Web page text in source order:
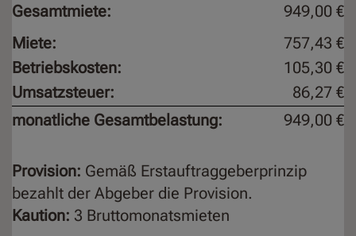
Gesamtmiete:
949,00 €
Miete:
757,43 €
Betriebskosten:
105,30 €
Umsatzsteuer:
86,27 €
monatliche Gesamtbelastung:
949,00 €
Provision: Gemäß Erstauftraggeberprinzip
bezahlt der Abgeber die Provision.
Kaution: 3 Bruttomonatsmieten